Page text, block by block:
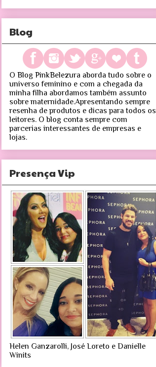
Blog
O Blog PinkBelezura aborda tudo sobre o
universo feminino e com a chegada da
minha filha abordamos também assunto
sobre maternidade.Apresentando sempre
resenha de produtos e dicas para todos os
leitores. O blog conta sempre com
parcerias interessantes de empresas e
lojas.
Presença Vip
Helen Ganzarolli, José Loreto e Danielle
Winits